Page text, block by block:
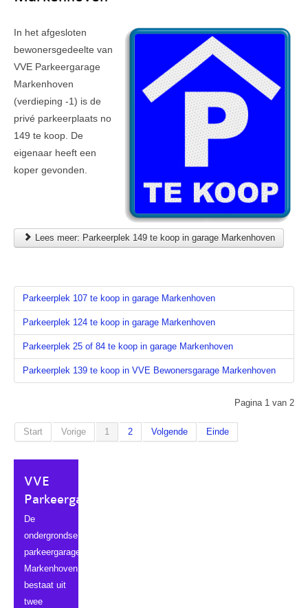
In het afgesloten
bewonersgedeelte van
VVE Parkeergarage
Markenhoven
(verdieping -1) is de
privé parkeerplaats no
149 te koop. De
eigenaar heeft een
koper gevonden.
Lees meer: Parkeerplek 149 te koop in garage Markenhoven
Parkeerplek 107 te koop in garage Markenhoven
Parkeerplek 124 te koop in garage Markenhoven
Parkeerplek 25 of 84 te koop in garage Markenhoven
Parkeerplek 139 te koop in VVE Bewonersgarage Markenhoven
Pagina 1 van 2
Start Vorige 1 2 Volgende Einde
VVE
Parkeergarage
De
ondergrondse
parkeergarage
Markenhoven
bestaat uit
twee